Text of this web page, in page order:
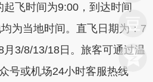
飞时间为9:00，到达时间
为当地时间。直飞日期为：7
月3/8/13/18日。旅客可通过温
号或机场24小时客服热线